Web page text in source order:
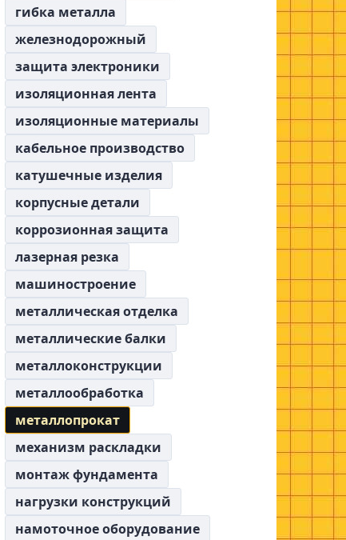
гибка металла
железнодорожный
защита электроники
изоляционная лента
изоляционные материалы
кабельное производство
катушечные изделия
корпусные детали
коррозионная защита
лазерная резка
машиностроение
металлическая отделка
металлические балки
металлоконструкции
металлообработка
металлопрокат
механизм раскладки
монтаж фундамента
нагрузки конструкций
намоточное оборудование